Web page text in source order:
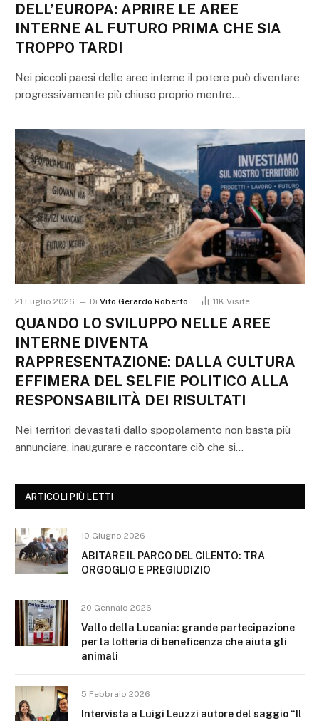
DELL’EUROPA: APRIRE LE AREE
INTERNE AL FUTURO PRIMA CHE SIA
TROPPO TARDI
Nei piccoli paesi delle aree interne il potere può diventare
progressivamente più chiuso proprio mentre…
21 Luglio 2026 Di Vito Gerardo Roberto 11K Visite
QUANDO LO SVILUPPO NELLE AREE
INTERNE DIVENTA
RAPPRESENTAZIONE: DALLA CULTURA
EFFIMERA DEL SELFIE POLITICO ALLA
RESPONSABILITÀ DEI RISULTATI
Nei territori devastati dallo spopolamento non basta più
annunciare, inaugurare e raccontare ciò che si…
ARTICOLI PIÙ LETTI
10 Giugno 2026
ABITARE IL PARCO DEL CILENTO: TRA
ORGOGLIO E PREGIUDIZIO
20 Gennaio 2026
Vallo della Lucania: grande partecipazione
per la lotteria di beneficenza che aiuta gli
animali
5 Febbraio 2026
Intervista a Luigi Leuzzi autore del saggio “Il